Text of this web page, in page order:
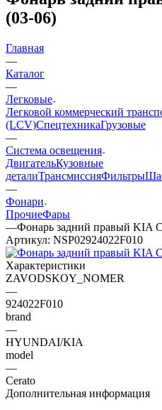
(03-06)
Главная
—
Каталог
—
Легковые
Легковой коммерческий
(LCV)СпецтехникаГрузовые
—
Система освещения
ДвигательКузовные
деталиТрансмиссияФильтры
—
Фонари
ПрочиеФары
—Фонарь задний правый KIA
Артикул: NSP02924022F010
Характеристики
ZAVODSKOY_NOMER
—
924022F010
brand
—
HYUNDAI/KIA
model
—
Cerato
Дополнительная информация